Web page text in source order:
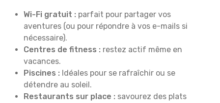
Wi-Fi gratuit : parfait pour partager vos
aventures (ou pour répondre à vos e-mails si
nécessaire).
Centres de fitness : restez actif même en
vacances.
Piscines : Idéales pour se rafraîchir ou se
détendre au soleil.
Restaurants sur place : savourez des plats